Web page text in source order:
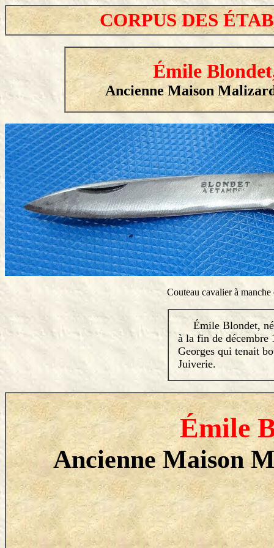
CORPUS DES
Émile
Ancienne Maison
Couteau cavalier à
Émile Blondet, né
à la fin de décembre
Georges qui tenait
Juiverie.
Émile
Ancienne Maison